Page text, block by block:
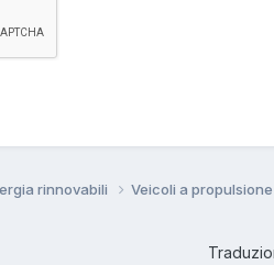
rinnovabili Veicoli a